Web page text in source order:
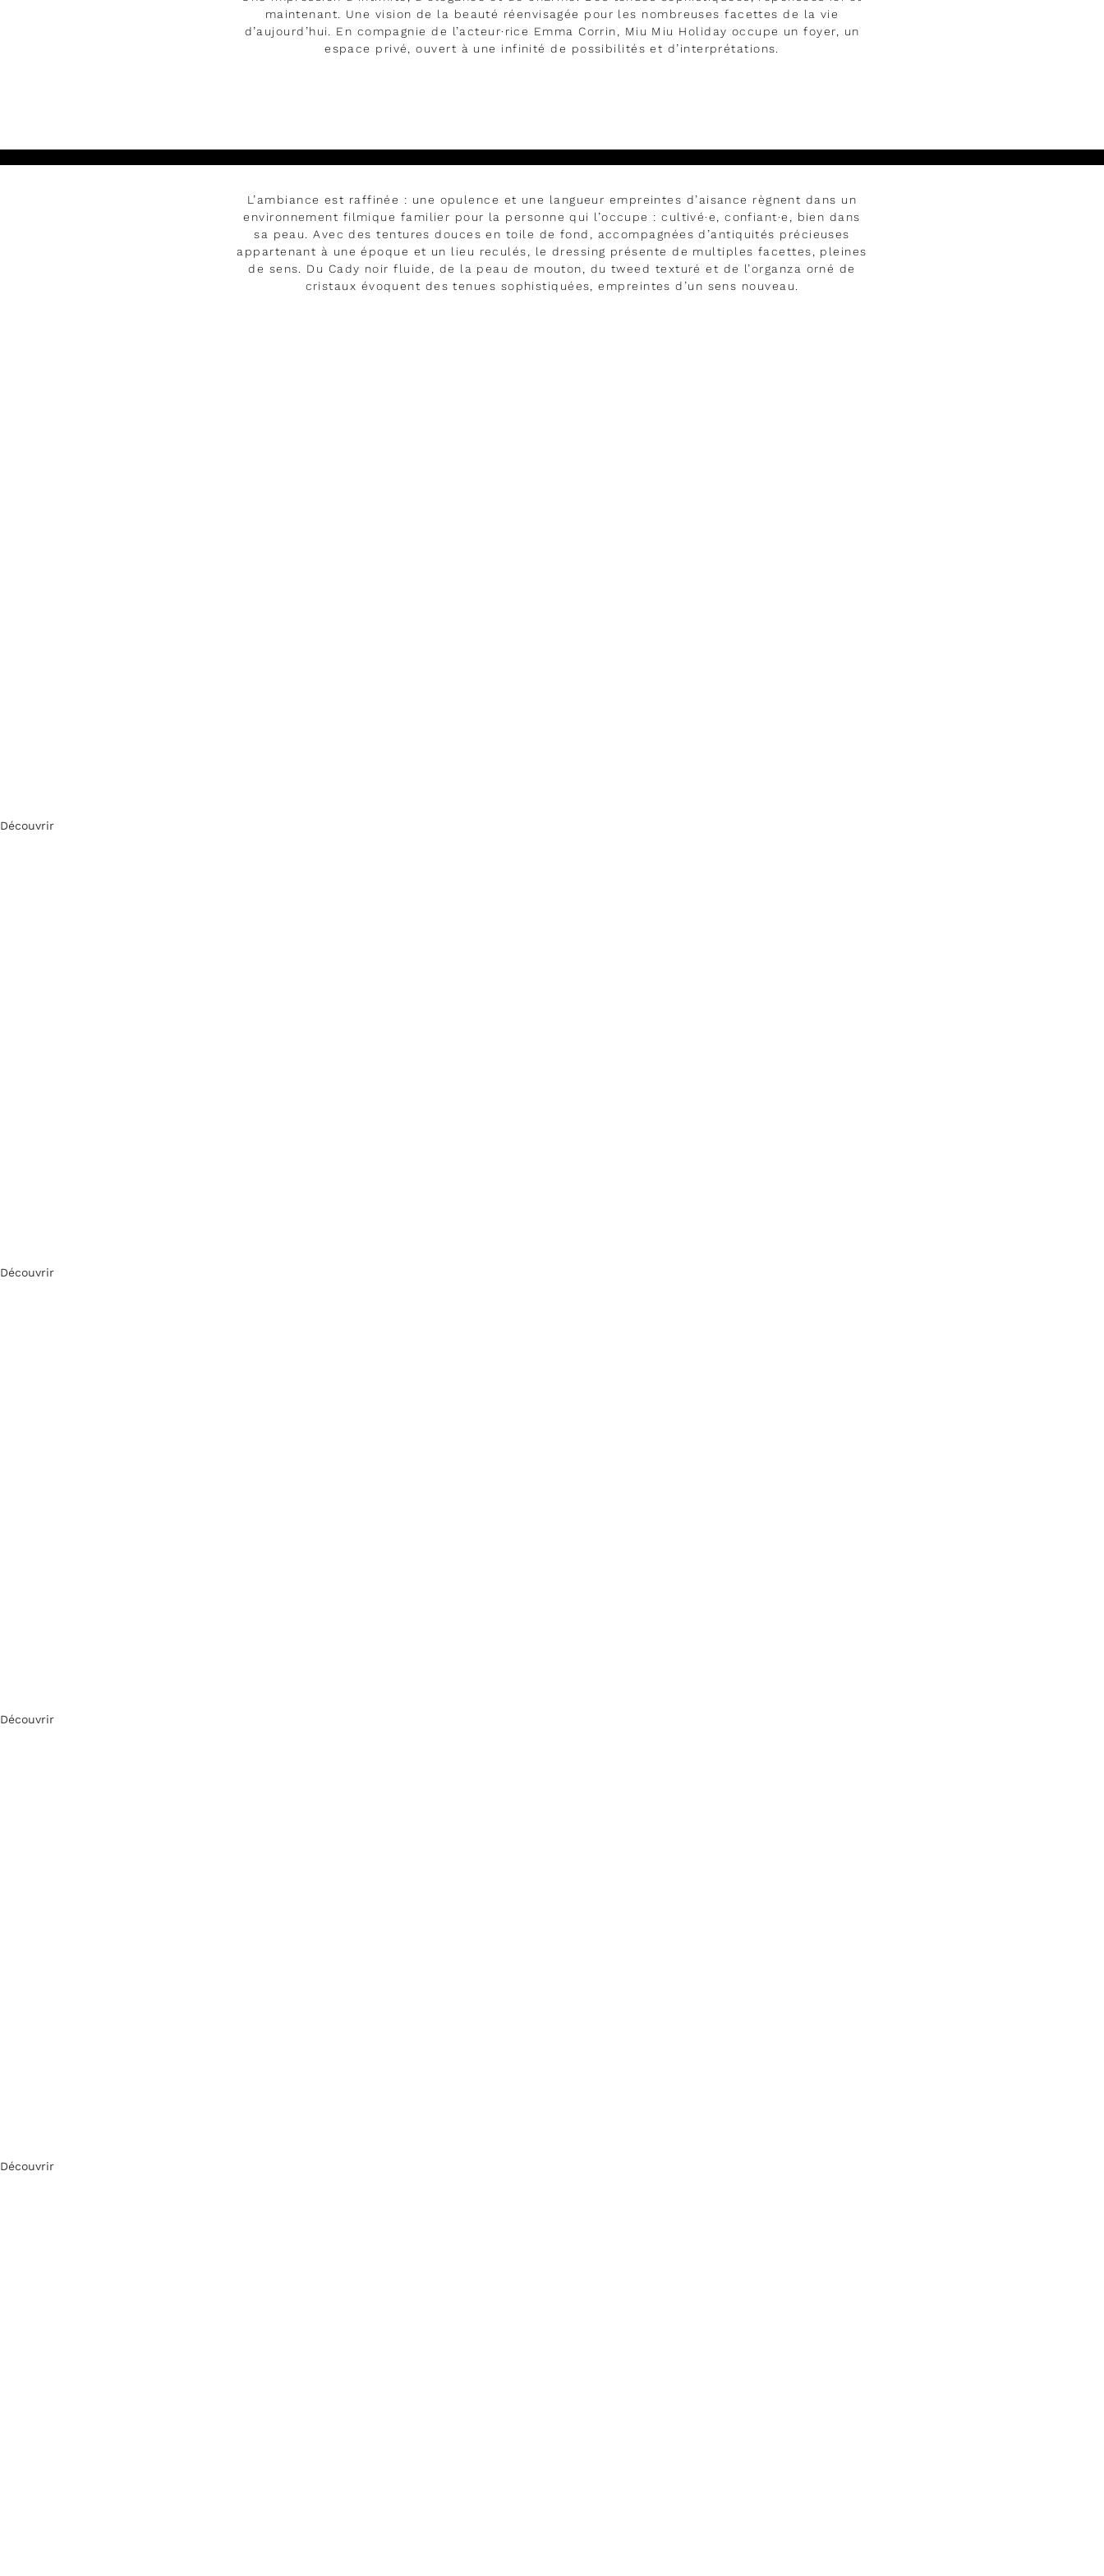
maintenant. Une vision de la beauté réenvisagée pour les nombreuses facettes de la vie
d’aujourd’hui. En compagnie de l’acteur·rice Emma Corrin, Miu Miu Holiday occupe un foyer, un
espace privé, ouvert à une infinité de possibilités et d’interprétations.
L’ambiance est raffinée : une opulence et une langueur empreintes d’aisance règnent dans un
environnement filmique familier pour la personne qui l’occupe : cultivé·e, confiant·e, bien dans
sa peau. Avec des tentures douces en toile de fond, accompagnées d’antiquités précieuses
appartenant à une époque et un lieu reculés, le dressing présente de multiples facettes, pleines
de sens. Du Cady noir fluide, de la peau de mouton, du tweed texturé et de l’organza orné de
cristaux évoquent des tenues sophistiquées, empreintes d’un sens nouveau.
Découvrir
Découvrir
Découvrir
Découvrir